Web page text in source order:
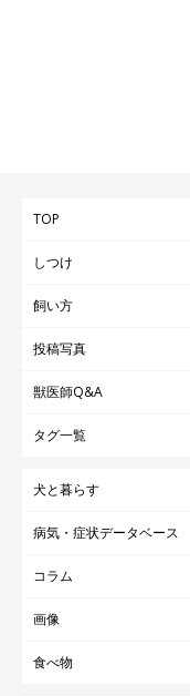
TOP
しつけ
飼い方
投稿写真
獣医師Q&A
タグ一覧
犬と暮らす
病気・症状データベース
コラム
画像
食べ物